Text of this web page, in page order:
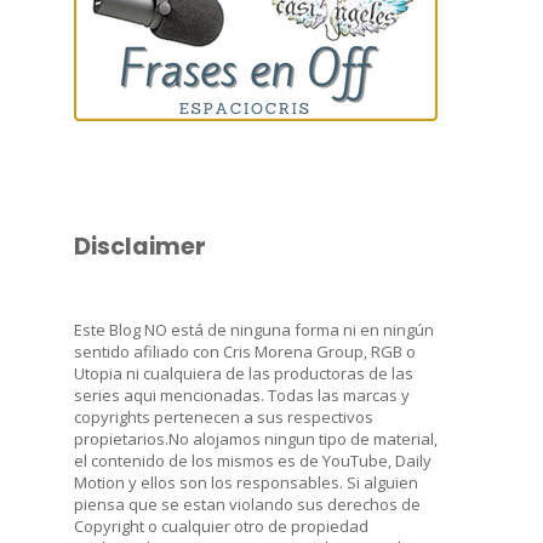
Disclaimer
Este Blog NO está de ninguna forma ni en ningún
sentido afiliado con Cris Morena Group, RGB o
Utopia ni cualquiera de las productoras de las
series aqui mencionadas. Todas las marcas y
copyrights pertenecen a sus respectivos
propietarios.No alojamos ningun tipo de material,
el contenido de los mismos es de YouTube, Daily
Motion y ellos son los responsables. Si alguien
piensa que se estan violando sus derechos de
Copyright o cualquier otro de propiedad